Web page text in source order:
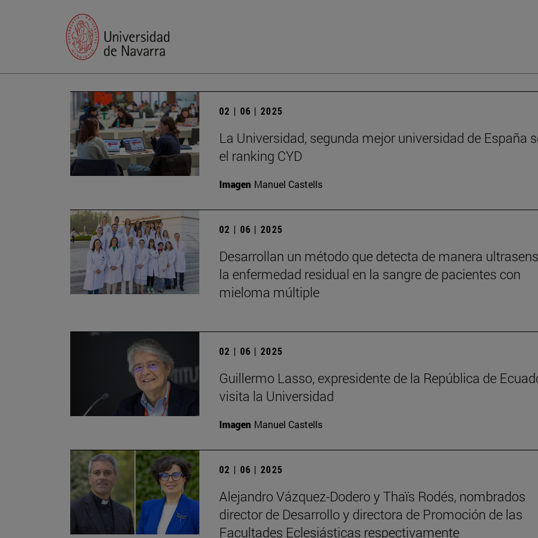
02 | 06 | 2025
La Universidad, segunda mejor universidad de España
el ranking CYD
Imagen Manuel Castells
02 | 06 | 2025
Desarrollan un método que detecta de manera
la enfermedad residual en la sangre de pacientes con
mieloma múltiple
02 | 06 | 2025
Guillermo Lasso, expresidente de la República de
visita la Universidad
Imagen Manuel Castells
02 | 06 | 2025
Alejandro Vázquez-Dodero y Thaïs Rodés, nombrados
director de Desarrollo y directora de Promoción de las
Facultades Eclesiásticas respectivamente